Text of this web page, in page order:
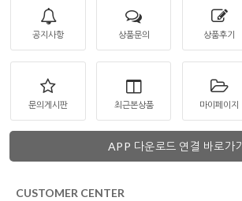
공지사항 상품문의 상품후기
문의게시판 최근본상품 마이페이지
APP 다운로드 연결 바로가기
CUSTOMER CENTER